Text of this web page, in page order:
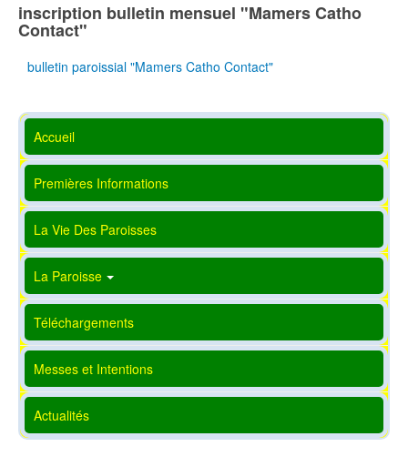
inscription bulletin mensuel "Mamers Catho
Contact"
bulletin paroissial "Mamers Catho Contact"
Accueil
Premières Informations
La Vie Des Paroisses
La Paroisse
Téléchargements
Messes et Intentions
Actualités